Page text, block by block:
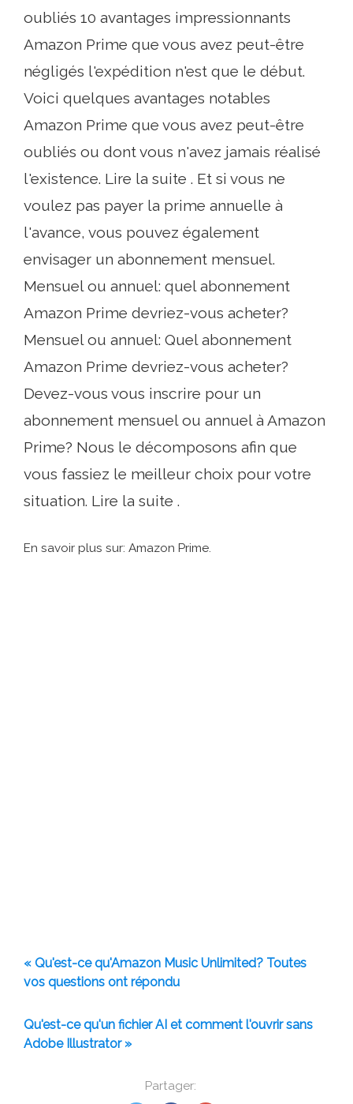
Partager:
oubliés 10 avantages impressionnants
Amazon Prime que vous avez peut-être
négligés l'expédition n'est que le début.
Voici quelques avantages notables
Amazon Prime que vous avez peut-être
oubliés ou dont vous n'avez jamais réalisé
l'existence. Lire la suite . Et si vous ne
voulez pas payer la prime annuelle à
l'avance, vous pouvez également
envisager un abonnement mensuel.
Mensuel ou annuel: quel abonnement
Amazon Prime devriez-vous acheter?
Mensuel ou annuel: Quel abonnement
Amazon Prime devriez-vous acheter?
Devez-vous vous inscrire pour un
abonnement mensuel ou annuel à Amazon
Prime? Nous le décomposons afin que
vous fassiez le meilleur choix pour votre
situation. Lire la suite .
En savoir plus sur: Amazon Prime.
« Qu'est-ce qu'Amazon Music Unlimited? Toutes
vos questions ont répondu
Qu'est-ce qu'un fichier AI et comment l'ouvrir sans
Adobe Illustrator »